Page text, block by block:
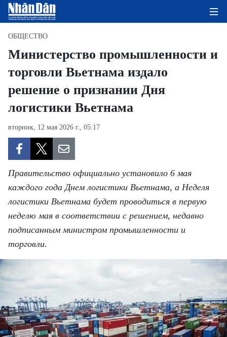
ГЛАВНАЯ СТРАНИЦА
ПОЛИТИКА
КУЛЬТУРА
ДОБРО ПОЖАЛОВАТЬ ВО
ВЬЕТНАМ
ВСТРЕЧИ - ДИАЛОГИ
ДОСЬЕ И МАТЕРИАЛЫ
ОБЩЕСТВО
Министерство промышленности и
торговли Вьетнама издало
решение о признании Дня
логистики Вьетнама
вторник, 12 мая 2026 г., 05:17
Правительство официально установило 6 мая
каждого года Днем логистики Вьетнама, а Неделя
логистики Вьетнама будет проводиться в первую
неделю мая в соответствии с решением, недавно
подписанным министром промышленности и
торговли.